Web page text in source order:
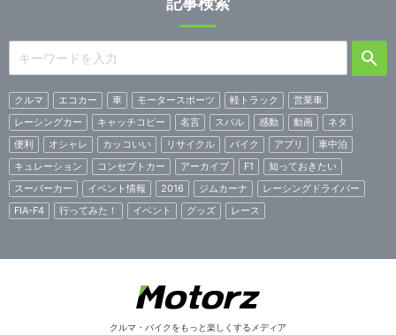
クルマ エコカー 車 モータースポーツ 軽トラック
営業車
レーシングカー
キャッチコピー 名言 スバル 感動 動画
ネタ
便利
オシャレ カッコいい リサイクル バイク アプリ
車中泊
キュレーション
コンセプトカー アーカイブ F1
知っておきたい
スーパーカー
イベント情報 2016 ジムカーナ
レーシングドライバー
FIA-F4
行ってみた！ イベント グッズ レース
クルマ・バイクをもっと楽しくするメディア